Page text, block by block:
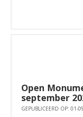
Open
september
GEPUBLICEERD OP: 01-